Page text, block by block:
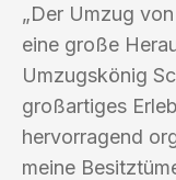
„Der Umzug
eine große
Umzugskönig
großartiges
hervorragend
meine